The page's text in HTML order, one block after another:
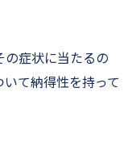
症状に当たるの
て納得性を持って